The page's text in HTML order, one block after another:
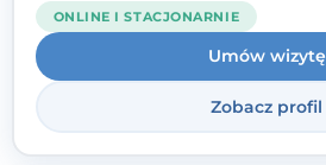
ONLINE I STACJONARNIE
Umów wizytę
Zobacz profil